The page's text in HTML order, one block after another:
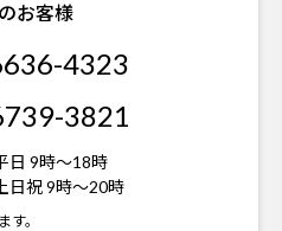
お客様
4323
3821
日 9時～18時
日祝 9時～20時
。